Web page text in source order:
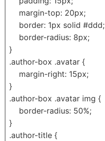
margin-top: 20px;
border: 1px solid #ddd;
border-radius: 8px;
}
.author-box .avatar {
margin-right: 15px;
}
.author-box .avatar img {
border-radius: 50%;
}
.author-title {